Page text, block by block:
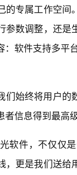
的专属工作空
参数调整，还
：软件支持多平
们始终将用户的
者信息得到最高
软件，不仅仅
，更是我们送